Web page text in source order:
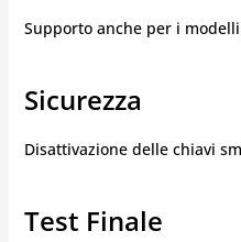
Supporto anche per i
Sicurezza
Disattivazione delle chiavi
Test Finale